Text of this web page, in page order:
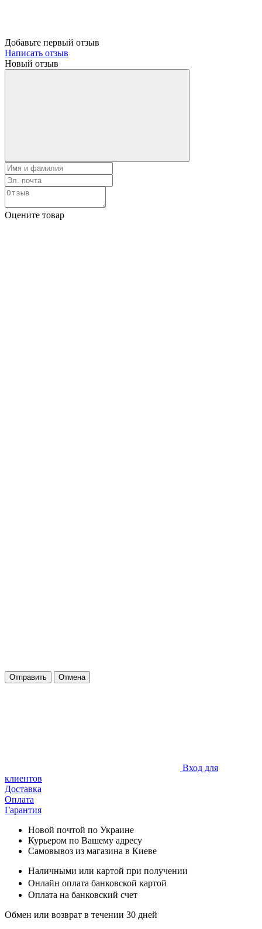
Добавьте первый отзыв
Написать отзыв
Новый отзыв
Оцените товар
Отправить Отмена
Вход для
клиентов
Доставка
Оплата
Гарантия
Новой почтой по Украине
Курьером по Вашему адресу
Самовывоз из магазина в Киеве
Наличными или картой при получении
Онлайн оплата банковской картой
Оплата на банковский счет
Обмен или возврат в течении 30 дней